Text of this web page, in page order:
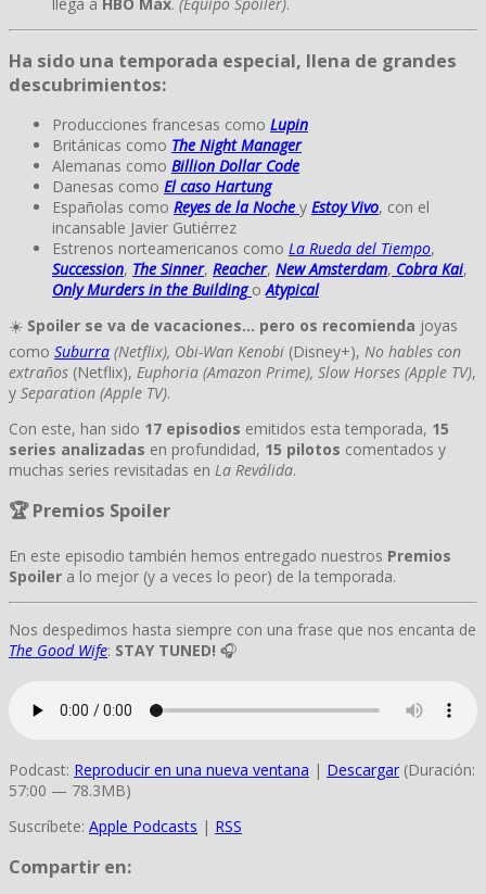
Ha sido una temporada especial, llena de grandes
descubrimientos:
Producciones francesas como Lupin
Británicas como The Night Manager
Alemanas como Billion Dollar Code
Danesas como El caso Hartung
Españolas como Reyes de la Noche y Estoy Vivo, con el
incansable Javier Gutiérrez
Estrenos norteamericanos como La Rueda del Tiempo,
Succession, The Sinner, Reacher, New Amsterdam, Cobra Kai,
Only Murders in the Building oAtypical
☀️ Spoiler se va de vacaciones… pero os recomienda joyas
como Suburra (Netflix), Obi-Wan Kenobi (Disney+), No hables con
extraños (Netflix), Euphoria (Amazon Prime), Slow Horses (Apple TV),
y Separation (Apple TV).
Con este, han sido 17 episodios emitidos esta temporada, 15
series analizadas en profundidad, 15 pilotos comentados y
muchas series revisitadas en La Reválida.
🏆 Premios Spoiler
En este episodio también hemos entregado nuestros Premios
Spoiler a lo mejor (y a veces lo peor) de la temporada.
Nos despedimos hasta siempre con una frase que nos encanta de
The Good Wife: STAY TUNED! 🎧
Podcast: Reproducir en una nueva ventana | Descargar (Duración:
57:00 — 78.3MB)
Suscríbete: Apple Podcasts | RSS
Compartir en: